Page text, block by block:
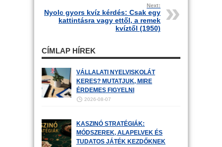
Next:
Nyolc gyors kvíz kérdés: Csak egy
kattintásra vagy ettől, a remek
kvíztől (1950)
CÍMLAP HÍREK
VÁLLALATI NYELVISKOLÁT
KERES? MUTATJUK, MIRE
ÉRDEMES FIGYELNI
2026-08-07
KASZINÓ STRATÉGIÁK:
MÓDSZEREK, ALAPELVEK ÉS
TUDATOS JÁTÉK KEZDŐKNEK